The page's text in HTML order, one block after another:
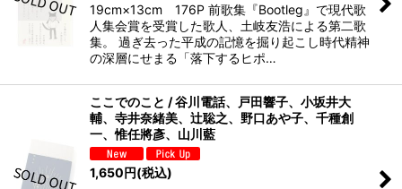
19cm×13cm 176P 前歌集『Bootleg』で現代歌
人集会賞を受賞した歌人、土岐友浩による第二歌
集。 過ぎ去った平成の記憶を掘り起こし時代精神
の深層にせまる「落下するヒポ…
ここでのこと / 谷川電話、戸田響子、小坂井大
輔、寺井奈緒美、辻聡之、野口あや子、千種創
一、惟任將彥、山川藍
1,650円(税込)